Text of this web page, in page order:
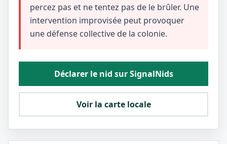
percez pas et ne tentez pas de le brûler. Une
intervention improvisée peut provoquer
une défense collective de la colonie.
Déclarer le nid sur SignalNids
Voir la carte locale